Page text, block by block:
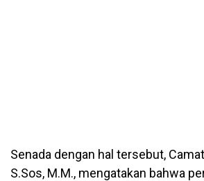
Senada dengan hal tersebut,
S.Sos, M.M., mengatakan bahwa